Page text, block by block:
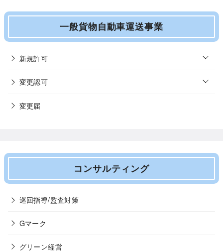
一般貨物自動車運送事業
新規許可 o
n
変更認可 o
変更届
コンサルティング
巡回指導/監査対策
Gマーク
グリーン経営